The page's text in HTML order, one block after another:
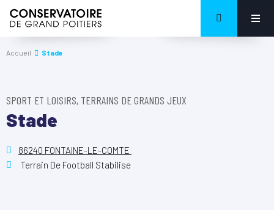
Accueil Stade
SPORT ET LOISIRS, TERRAINS DE GRANDS JEUX
Stade
86240 FONTAINE-LE-COMTE
Terrain De Football Stabilise